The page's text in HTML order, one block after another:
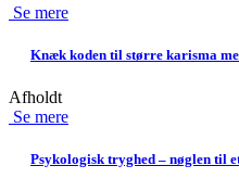
Se mere
Knæk koden til større karisma
Afholdt
Se mere
Psykologisk tryghed – nøglen til